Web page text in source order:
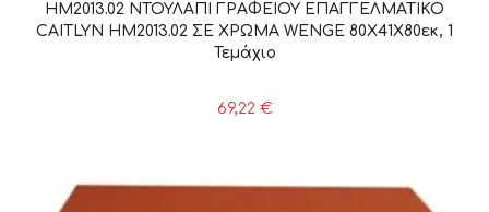
HM2013.02 ΝΤΟΥΛΑΠΙ ΓΡΑΦΕΙΟΥ ΕΠΑΓΓΕΛΜΑΤΙΚΟ
CAITLYN HM2013.02 ΣΕ ΧΡΩΜΑ WENGE 80Χ41Χ80εκ, 1
Τεμάχιο
69,22 €